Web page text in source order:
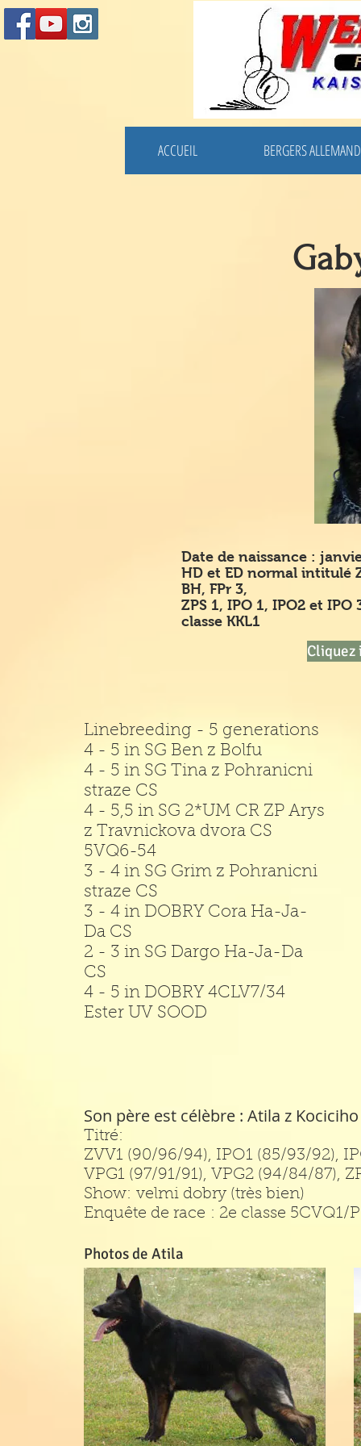
ACCUEIL BERGERS
Date de naissance :
HD et ED normal intitulé
BH, FPr 3,
ZPS 1, IPO 1, IPO2 et
classe KKL1
Linebreeding - 5 generations
4 - 5 in SG Ben z Bolfu
4 - 5 in SG Tina z Pohranicni
straze CS
4 - 5,5 in SG 2*UM CR ZP Arys
z Travnickova dvora CS
5VQ6-54
3 - 4 in SG Grim z Pohranicni
straze CS
3 - 4 in DOBRY Cora Ha-Ja-
Da CS
2 - 3 in SG Dargo Ha-Ja-Da
CS
4 - 5 in DOBRY 4CLV7/34
Ester UV SOOD
Son père est célèbre : Atila z
Titré:
ZVV1 (90/96/94), IPO1 (85/93/92),
VPG1 (97/91/91), VPG2 (94/84/87),
Show: velmi dobry (très bien)
Enquête de race : 2e classe 5CVQ1/P
Photos de Atila